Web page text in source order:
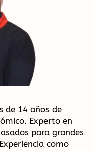
de 14 años de
Experto en
para grandes
como